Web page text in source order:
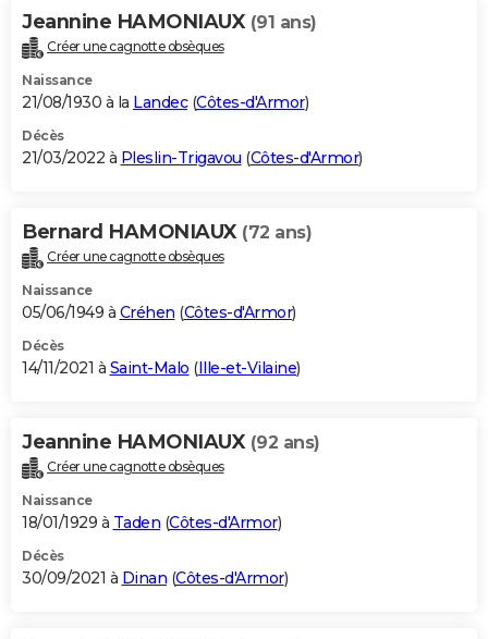
Jeannine HAMONIAUX (91 ans)
Créer une cagnotte obsèques
Naissance
21/08/1930 à la Landec(Côtes-d'Armor)
Décès
21/03/2022 à Pleslin-Trigavou (Côtes-d'Armor)
Bernard HAMONIAUX (72 ans)
Créer une cagnotte obsèques
Naissance
05/06/1949 à Créhen (Côtes-d'Armor)
Décès
14/11/2021 à Saint-Malo (Ille-et-Vilaine)
Jeannine HAMONIAUX (92 ans)
Créer une cagnotte obsèques
Naissance
18/01/1929 à Taden (Côtes-d'Armor)
Décès
30/09/2021 à Dinan (Côtes-d'Armor)